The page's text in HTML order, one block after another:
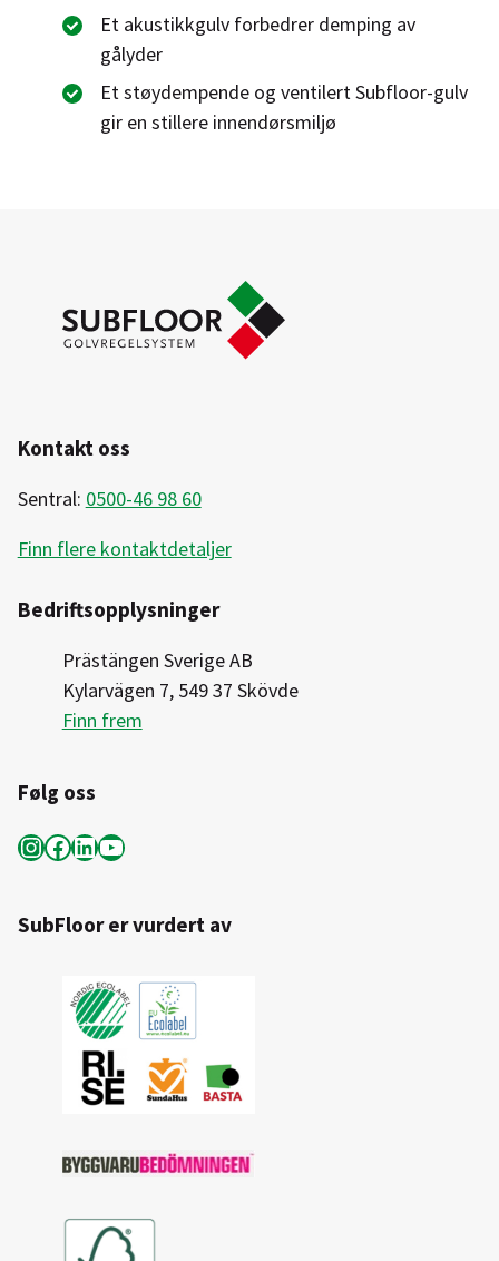
Et akustikkgulv forbedrer demping av
gålyder
Et støydempende og ventilert Subfloor-gulv
gir en stillere innendørsmiljø
Kontakt oss
Sentral: 0500-46 98 60
Finn flere kontaktdetaljer
Bedriftsopplysninger
Prästängen Sverige AB
Kylarvägen 7, 549 37 Skövde
Finn frem
Følg oss
InstagramFacebook LinkedIn YouTube
SubFloor er vurdert av